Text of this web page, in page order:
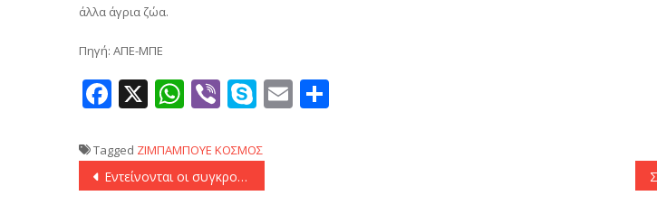
άλλα άγρια ζώα.
Πηγή: ΑΠΕ-ΜΠΕ
Facebook
X WhatsApp
ViberSkype
Email
Tagged ΖΙΜΠΑΜΠΟΥΕ ΚΟΣΜΟΣ
Πλοήγηση
Εντείνονται οι συγκρούσεις μεταξύ Κούρδων και φιλοτουρκικών πολιτοφυλακών στη Συρία